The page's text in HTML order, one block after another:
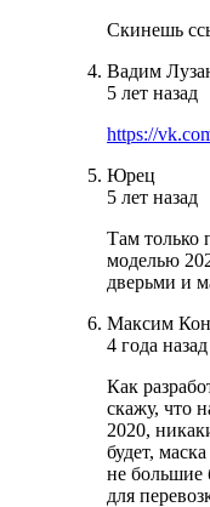
Скинешь
Вадим
5 лет назад
https://
Юрец
5 лет назад
Там только
моделью
дверьми и
Максим
4 года назад
Как
скажу, что
2020,
будет,
не большие
для